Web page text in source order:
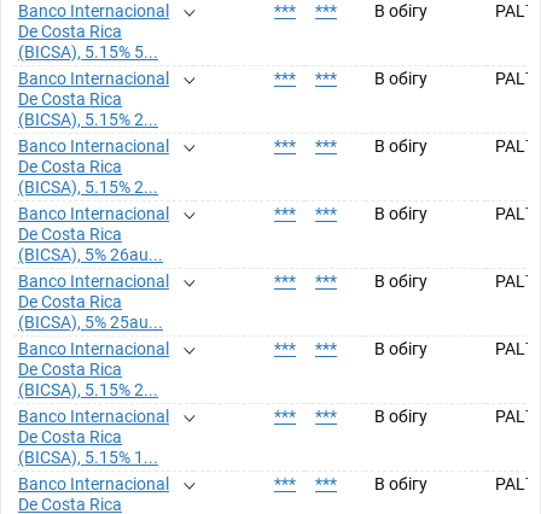
Banco Internacional
De Costa Rica
(BICSA), 5.15% 5...
*** *** В обігу
Banco Internacional
De Costa Rica
(BICSA), 5.15% 2...
*** *** В обігу
Banco Internacional
De Costa Rica
(BICSA), 5.15% 2...
*** *** В обігу
Banco Internacional
De Costa Rica
(BICSA), 5% 26au...
*** *** В обігу
Banco Internacional
De Costa Rica
(BICSA), 5% 25au...
*** *** В обігу
Banco Internacional
De Costa Rica
(BICSA), 5.15% 2...
*** *** В обігу
Banco Internacional
De Costa Rica
(BICSA), 5.15% 1...
*** *** В обігу
Banco Internacional
De Costa Rica
*** *** В обігу